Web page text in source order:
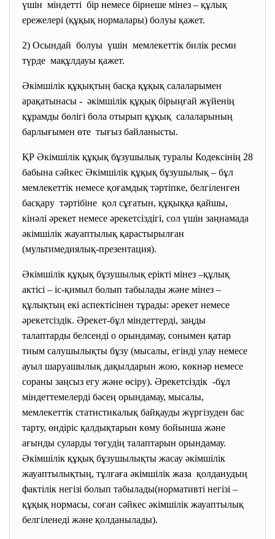
үшін міндетті бір немесе бірнеше мінез – құлық
ережелері (құқық нормалары) болуы қажет.
2) Осындай болуы үшін мемлекеттік билік ресми
түрде мақұлдауы қажет.
Әкімшілік құқықтың басқа құқық салаларымен
арақатынасы - әкімшілік құқық бірыңғай жүйенің
құрамды бөлігі бола отырып құқық салаларының
барлығымен өте тығыз байланысты.
ҚР Әкімшілік құқық бұзушылық туралы Кодексінің 28
бабына сәйкес Әкімшілік құқық бұзушылық – бұл
мемлекеттік немесе қоғамдық тәртіпке, белгіленген
басқару тәртібіне қол сұғатын, құқыққа қайшы,
кінәлі әрекет немесе әрекетсіздігі, сол үшін заңнамада
әкімшілік жауаптылық қарастырылған
(мультимедиялық-презентация).
Әкімшілік құқық бұзушылық ерікті мінез –құлық
актісі – іс-қимыл болып табылады және мінез –
құлықтың екі аспектісінен тұрады: әрекет немесе
әрекетсіздік. Әрекет-бұл міндеттерді, заңды
талаптарды белсенді о орындамау, сонымен қатар
тиым салушылықты бұзу (мысалы, егінді улау немесе
ауыл шаруашылық дақылдарын жою, көкнәр немесе
сораны заңсыз егу және өсіру). Әрекетсіздік -бұл
міндеттемелерді бәсең орындамау, мысалы,
мемлекеттік статистикалық байқауды жүргізуден бас
тарту, өндіріс қалдықтарын көму бойынша және
ағынды суларды төгудің талаптарын орындамау.
Әкімшілік құқық бұзушылықты жасау әкімшілік
жауаптылықтың, тұлғаға әкімшілік жаза қолданудың
фактілік негізі болып табылады(нормативті негізі –
құқық нормасы, соған сәйкес әкімшілік жауаптылық
белгіленеді және қолданылады).